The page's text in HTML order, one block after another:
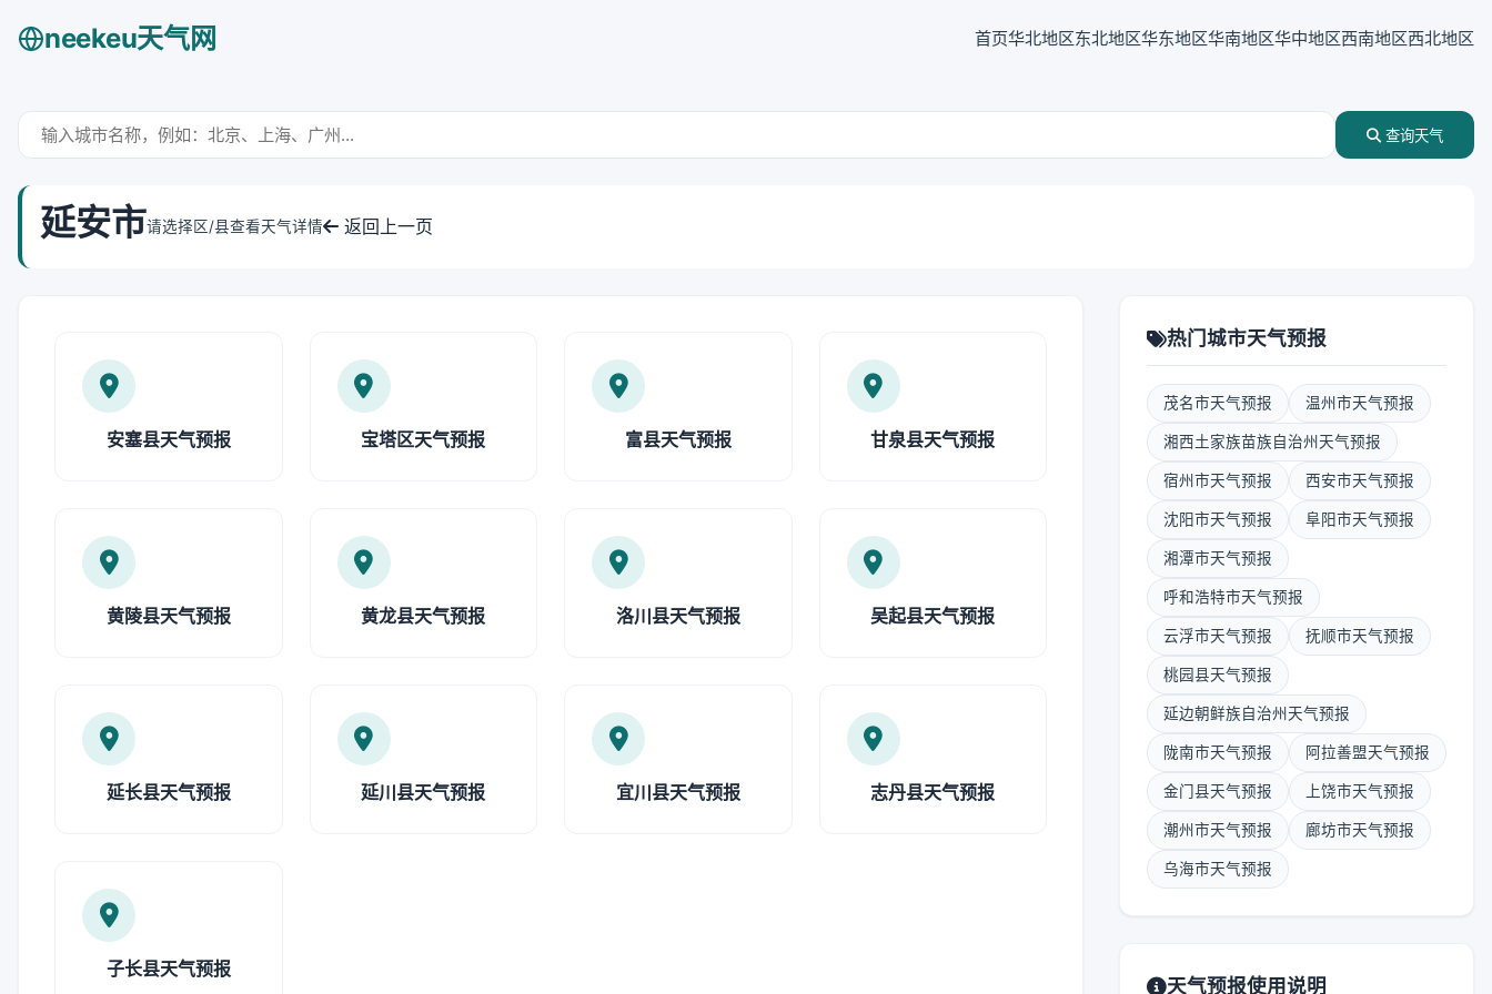
neekeu天气网 首页华北地区东北地区华东地区华南地区华中地区西南地区西北地区
查询天气
延安市请选择区/县查看天气详情 返回上一页
安塞县天气预报 宝塔区天气预报 富县天气预报 甘泉县天气预报
黄陵县天气预报 黄龙县天气预报 洛川县天气预报 吴起县天气预报
延长县天气预报 延川县天气预报 宜川县天气预报 志丹县天气预报
子长县天气预报
热门城市天气预报
茂名市天气预报 温州市天气预报
湘西土家族苗族自治州天气预报
宿州市天气预报 西安市天气预报
沈阳市天气预报 阜阳市天气预报
湘潭市天气预报
呼和浩特市天气预报
云浮市天气预报 抚顺市天气预报
桃园县天气预报
延边朝鲜族自治州天气预报
陇南市天气预报 阿拉善盟天气预报
金门县天气预报 上饶市天气预报
潮州市天气预报 廊坊市天气预报
乌海市天气预报
天气预报使用说明